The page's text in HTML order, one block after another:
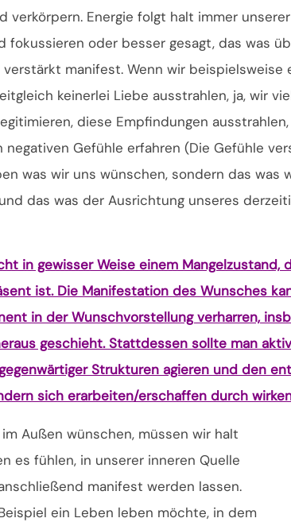
verkörpern. Energie folgt halt immer
fokussieren oder besser gesagt, das was
manifest. Wenn wir beispielsweise
keinerlei Liebe ausstrahlen, ja, wir
diese Empfindungen
Gefühle erfahren (Die Gefühle
was wir uns wünschen, sondern das was
das was der Ausrichtung unseres
in gewisser Weise einem Mangelzustand,
ist. Die Manifestation des Wunsches
in der Wunschvorstellung verharren,
geschieht. Stattdessen sollte man
Strukturen agieren und den
sich erarbeiten/erschaffen durch
Außen wünschen, müssen wir halt
es fühlen, in unserer inneren Quelle
manifest werden lassen.
ein Leben leben möchte, in dem